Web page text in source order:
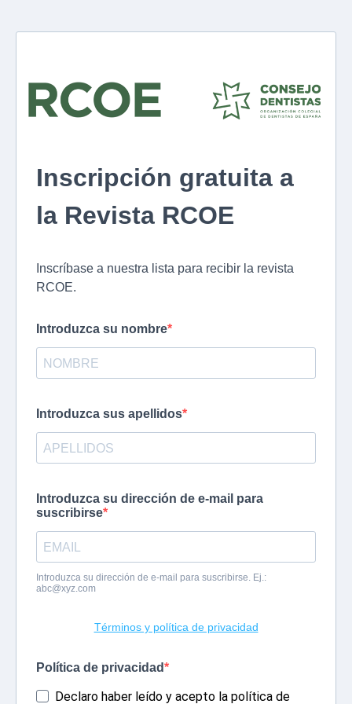
Inscripción gratuita a
la Revista RCOE
Inscríbase a nuestra lista para recibir la revista
RCOE.
Introduzca su nombre
Introduzca sus apellidos
Introduzca su dirección de e-mail para
suscribirse
Introduzca su dirección de e-mail para suscribirse. Ej.:
abc@xyz.com
Términos y política de privacidad
Política de privacidad
Declaro haber leído y acepto la política de